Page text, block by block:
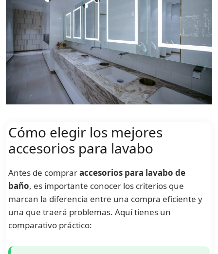
Cómo elegir los mejores
accesorios para lavabo
Antes de compraraccesorios para lavabo de
baño, es importante conocer los criterios que
marcan la diferencia entre una compra eficiente y
una que traerá problemas. Aquí tienes un
comparativo práctico: